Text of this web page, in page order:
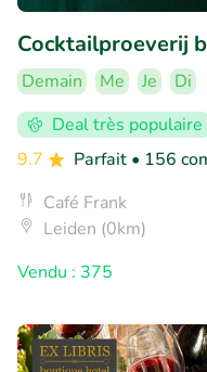
Cocktailproeverij
Demain Me Je
Di
Deal très populaire
9.7
Parfait • 156
Café Frank
Leiden (0km)
Vendu : 375